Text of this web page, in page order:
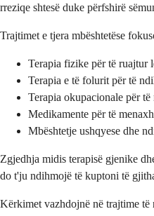
rreziqe shtesë duke përfshirë
Trajtimet e tjera mbështetëse
Terapia fizike për të ruajtur
Terapia e të folurit për të
Terapia okupacionale për
Medikamente për të
Mbështetje ushqyese dhe
Zgjedhja midis terapisë gjenike
do t'ju ndihmojë të kuptoni të
Kërkimet vazhdojnë në trajtime të